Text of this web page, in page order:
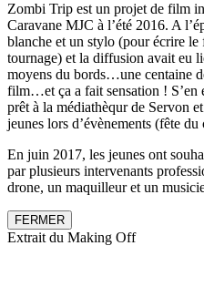
Zombi Trip est un projet de film
Caravane MJC à l’été 2016. A
blanche et un stylo (pour écrire
tournage) et la diffusion avait eu
moyens du bords…une centaine
film…et ça a fait sensation ! S’en
prêt à la médiathèqur de Servon
jeunes lors d’évènements (fête
En juin 2017, les jeunes ont
par plusieurs intervenants
drone, un maquilleur et un
FERMER
Extrait du Making Off